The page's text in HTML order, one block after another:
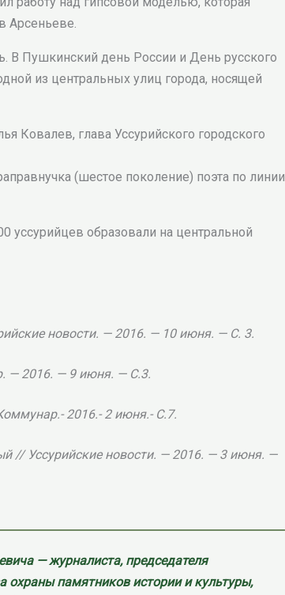
Арсеньеве.
В Пушкинский день России и День русского
из центральных улиц города, носящей
Ковалев, глава Уссурийского городского
(шестое поколение) поэта по линии
уссурийцев образовали на центральной
новости. — 2016. — 10 июня. — С. 3.
— 2016. — 9 июня. — С.3.
2016.- 2 июня.- С.7.
// Уссурийские новости. — 2016. — 3 июня. —
— журналиста, председателя
охраны памятников истории и культуры,